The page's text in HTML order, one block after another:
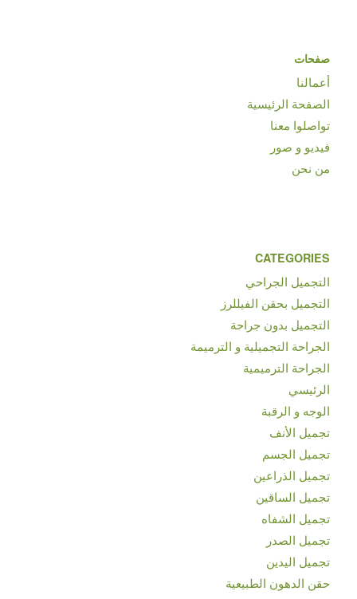
صفحات
أعمالنا
الصفحة الرئيسية
تواصلوا معنا
فيديو و صور
من نحن
CATEGORIES
التجميل الجراحي
التجميل بحقن الفيللرز
التجميل بدون جراحة
الجراحة التجميلية و الترميمة
الجراحة الترميمية
الرئيسي
الوجه و الرقبة
تجميل الأنف
تجميل الجسم
تجميل الذراعين
تجميل الساقين
تجميل الشفاه
تجميل الصدر
تجميل اليدين
حقن الدهون الطبيعية